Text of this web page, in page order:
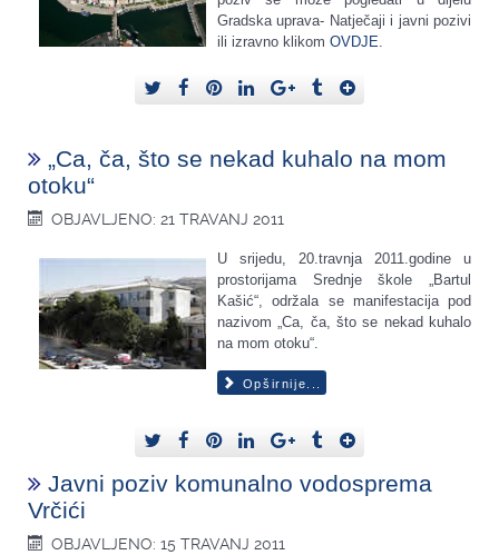
Gradska uprava- Natječaji i javni pozivi
ili izravno klikom OVDJE
„Ca, ča, što se nekad kuhalo na mom
otoku“
OBJAVLJENO: 21 TRAVANJ 2011
U srijedu, 20.travnja 2011.godine u
prostorijama Srednje škole „Bartul
Kašić“, održala se manifestacija pod
nazivom „Ca, ča, što se nekad kuhalo
na mom otoku“.
Opširnije...
Javni poziv komunalno vodosprema
Vrčići
OBJAVLJENO: 15 TRAVANJ 2011